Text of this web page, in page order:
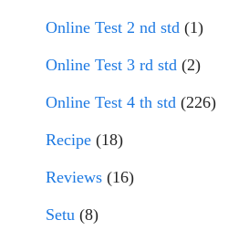
Online Test 2 nd std (1)
Online Test 3 rd std (2)
Online Test 4 th std (226)
Recipe (18)
Reviews (16)
Setu (8)